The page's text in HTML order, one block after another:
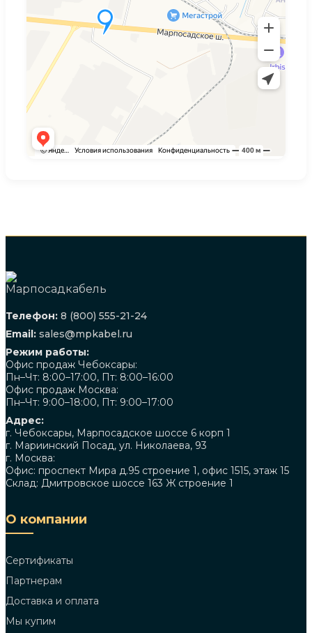
Телефон: 8 (800) 555-21-24
Email: sales@mpkabel.ru
Режим работы:
Офис продаж Чебоксары:
Пн–Чт: 8:00–17:00, Пт: 8:00–16:00
Офис продаж Москва:
Пн–Чт: 9:00–18:00, Пт: 9:00–17:00
Адрес:
г. Чебоксары, Марпосадское шоссе 6 корп 1
г. Мариинский Посад, ул. Николаева, 93
г. Москва:
Офис: проспект Мира д.95 строение 1, офис 1515, этаж 15
Склад: Дмитровское шоссе 163 Ж строение 1
О компании
Сертификаты
Партнерам
Доставка и оплата
Мы купим